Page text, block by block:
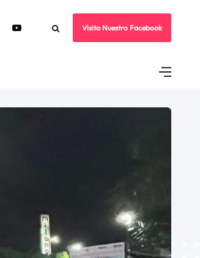
Visita Nuestro Facebook